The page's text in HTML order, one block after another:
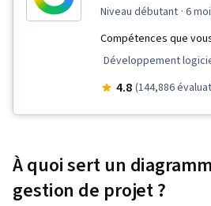
niveau débutant · 6
Compétences que
Développement
en matière d'entretien,
projet, Présence sur
qualité, Assurance
4.8 (144,886
À quoi sert un
gestion de projet ?